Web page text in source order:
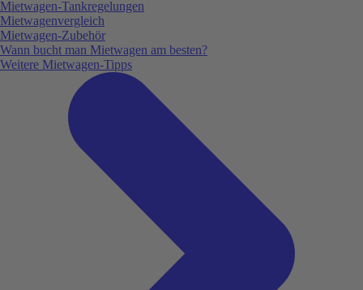
Mietwagen-Tankregelungen
Mietwagenvergleich
Mietwagen-Zubehör
Wann bucht man Mietwagen am besten?
Weitere Mietwagen-Tipps